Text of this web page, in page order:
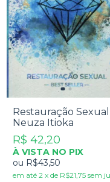
Restauração
Neuza Itioka
R$ 42,20
À VISTA NO PIX
ou R$43,50
em até 2 x de R$21,75 sem